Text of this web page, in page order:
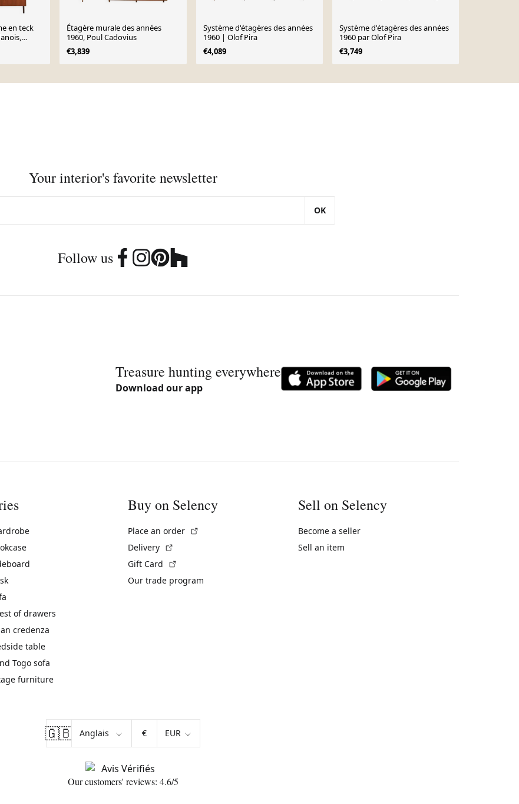
en teck
: Preben
Étagère murale des années
1960, Poul Cadovius
€3,839
Système d'étagères des années
1960 | Olof Pira
€4,089
Système d'étagères des années
1960 par Olof Pira
€3,749
Your interior's favorite newsletter
OK
Follow us
Treasure hunting everywhere
Download our app
of drawers
credenza
table
Togo sofa
furniture
Buy on Selency
Place an order
Delivery
Gift Card
Our trade program
Sell on Selency
Become a seller
Sell an item
🇬🇧 €
Our customers' reviews: 4.6/5